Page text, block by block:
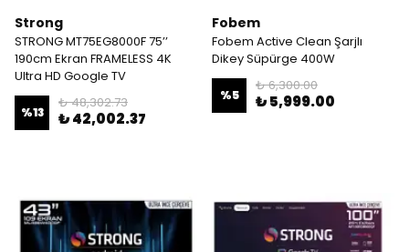
Strong
STRONG MT75EG8000F 75’’
190cm Ekran FRAMELESS 4K
Ultra HD Google TV
%13
₺ 48,302.73
₺ 42,002.37
Fobem
Fobem Active Clean Şarjlı
Dikey Süpürge 400W
%5
₺ 6,300.00
₺ 5,999.00